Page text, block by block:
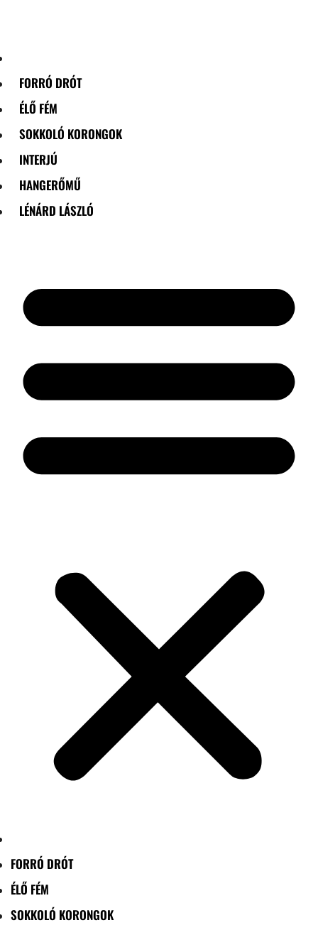
FORRÓ DRÓT
ÉLŐ FÉM
SOKKOLÓ KORONGOK
INTERJÚ
HANGERŐMŰ
LÉNÁRD LÁSZLÓ
FORRÓ DRÓT
ÉLŐ FÉM
SOKKOLÓ KORONGOK